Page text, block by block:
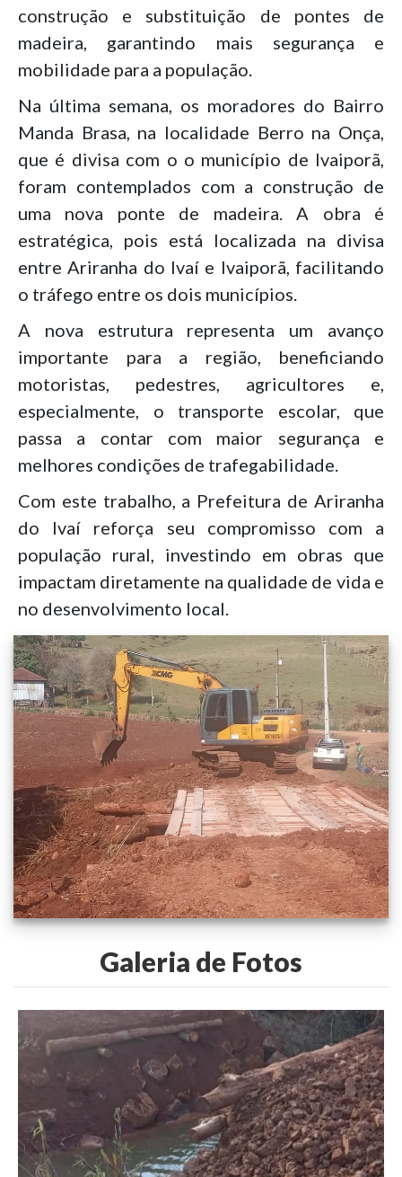
construção e substituição de pontes de
madeira, garantindo mais segurança e
mobilidade para a população.
Na última semana, os moradores do Bairro
Manda Brasa, na localidade Berro na Onça,
que é divisa com o o município de Ivaiporã,
foram contemplados com a construção de
uma nova ponte de madeira. A obra é
estratégica, pois está localizada na divisa
entre Ariranha do Ivaí e Ivaiporã, facilitando
o tráfego entre os dois municípios.
A nova estrutura representa um avanço
importante para a região, beneficiando
motoristas, pedestres, agricultores e,
especialmente, o transporte escolar, que
passa a contar com maior segurança e
melhores condições de trafegabilidade.
Com este trabalho, a Prefeitura de Ariranha
do Ivaí reforça seu compromisso com a
população rural, investindo em obras que
impactam diretamente na qualidade de vida e
no desenvolvimento local.
Galeria de Fotos